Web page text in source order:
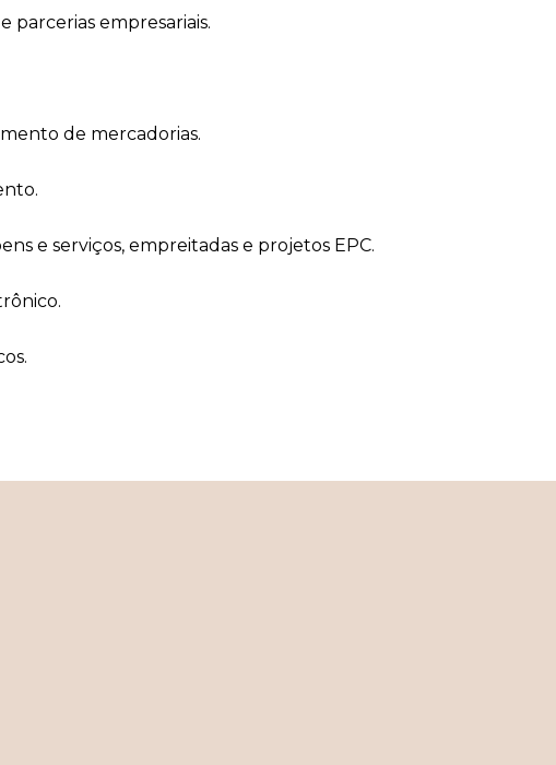
parcerias empresariais.
de mercadorias.
e serviços, empreitadas e projetos EPC.